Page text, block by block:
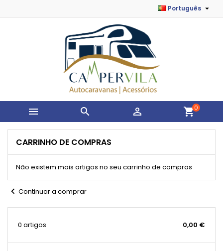
Português 
   shopping_cart0
CARRINHO DE COMPRAS
Não existem mais artigos no seu carrinho de compras
chevron_left Continuar a comprar
0 artigos 0,00 €